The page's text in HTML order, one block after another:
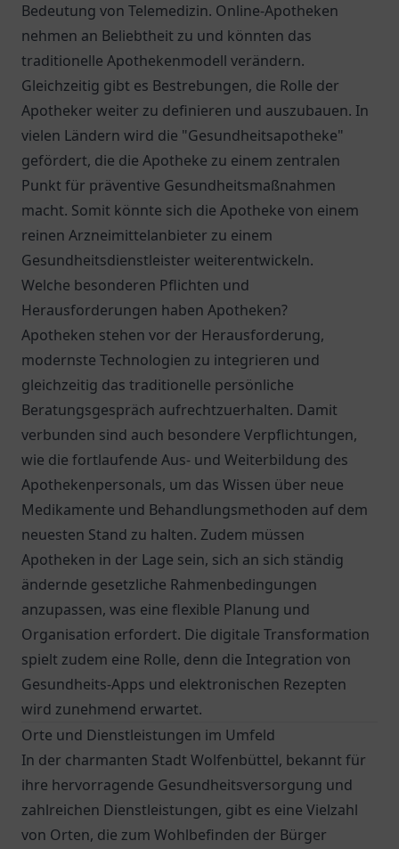
Bedeutung von Telemedizin. Online-Apotheken
nehmen an Beliebtheit zu und könnten das
traditionelle Apothekenmodell verändern.
Gleichzeitig gibt es Bestrebungen, die Rolle der
Apotheker weiter zu definieren und auszubauen. In
vielen Ländern wird die "Gesundheitsapotheke"
gefördert, die die Apotheke zu einem zentralen
Punkt für präventive Gesundheitsmaßnahmen
macht. Somit könnte sich die Apotheke von einem
reinen Arzneimittelanbieter zu einem
Gesundheitsdienstleister weiterentwickeln.
Welche besonderen Pflichten und
Herausforderungen haben Apotheken?
Apotheken stehen vor der Herausforderung,
modernste Technologien zu integrieren und
gleichzeitig das traditionelle persönliche
Beratungsgespräch aufrechtzuerhalten. Damit
verbunden sind auch besondere Verpflichtungen,
wie die fortlaufende Aus- und Weiterbildung des
Apothekenpersonals, um das Wissen über neue
Medikamente und Behandlungsmethoden auf dem
neuesten Stand zu halten. Zudem müssen
Apotheken in der Lage sein, sich an sich ständig
ändernde gesetzliche Rahmenbedingungen
anzupassen, was eine flexible Planung und
Organisation erfordert. Die digitale Transformation
spielt zudem eine Rolle, denn die Integration von
Gesundheits-Apps und elektronischen Rezepten
wird zunehmend erwartet.
Orte und Dienstleistungen im Umfeld
In der charmanten Stadt Wolfenbüttel, bekannt für
ihre hervorragende Gesundheitsversorgung und
zahlreichen Dienstleistungen, gibt es eine Vielzahl
von Orten, die zum Wohlbefinden der Bürger